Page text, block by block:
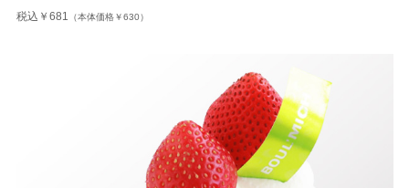
税込￥681 （本体価格￥630）